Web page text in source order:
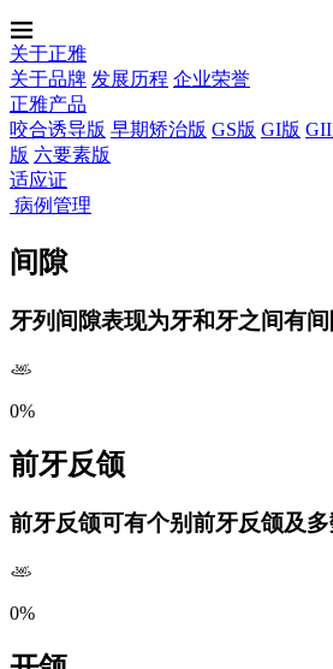
关于正雅
关于品牌 发展历程 企业荣誉
正雅产品
咬合诱导版 早期矫治版 GS版 GI版
版 六要素版
适应证
病例管理
间隙
牙列间隙表现为牙和牙之间有间
0%
前牙反颌
前牙反颌可有个别前牙反颌及多
0%